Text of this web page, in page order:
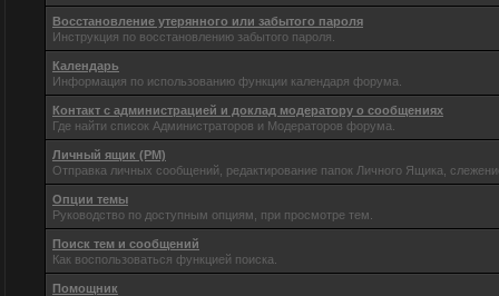
Восстановление утерянного или забытого пароля
Инструкция по восстановлению забытого пароля.
Календарь
Информация по использованию функции календаря форума.
Контакт с администрацией и доклад модератору о сообщениях
Где найти список Администраторов и Модераторов форума.
Личный ящик (PM)
Отправка личных сообщений, редактирование папок Личного Ящика,
Опции темы
Руководство по доступным опциям, при просмотре тем.
Поиск тем и сообщений
Как воспользоваться функцией поиска.
Помощник